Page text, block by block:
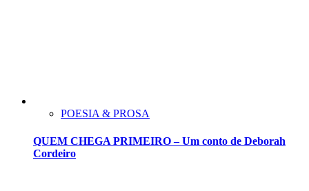
POESIA & PROSA
QUEM CHEGA PRIMEIRO – Um conto de Deborah
Cordeiro